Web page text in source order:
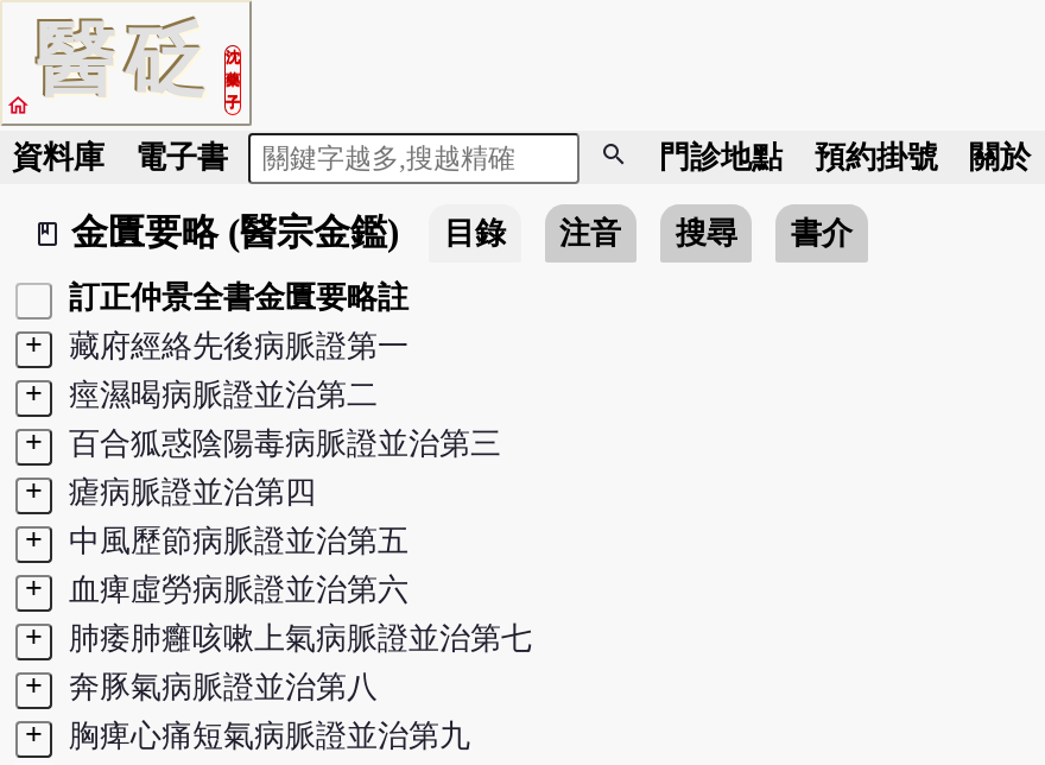
醫砭
沈
藥
子
home
資料庫 電子書 search 門診地點 預約掛號 關於
book_2
金匱要略 (醫宗金鑑) 目錄 注音 搜尋
書介
訂正仲景全書金匱要略註
+
藏府經絡先後病脈證第一
+
痙濕暍病脈證並治第二
+
百合狐惑陰陽毒病脈證並治第三
+
瘧病脈證並治第四
+
中風歷節病脈證並治第五
+
血痺虛勞病脈證並治第六
+
肺痿肺癰咳嗽上氣病脈證並治第七
+
奔豚氣病脈證並治第八
+
胸痺心痛短氣病脈證並治第九